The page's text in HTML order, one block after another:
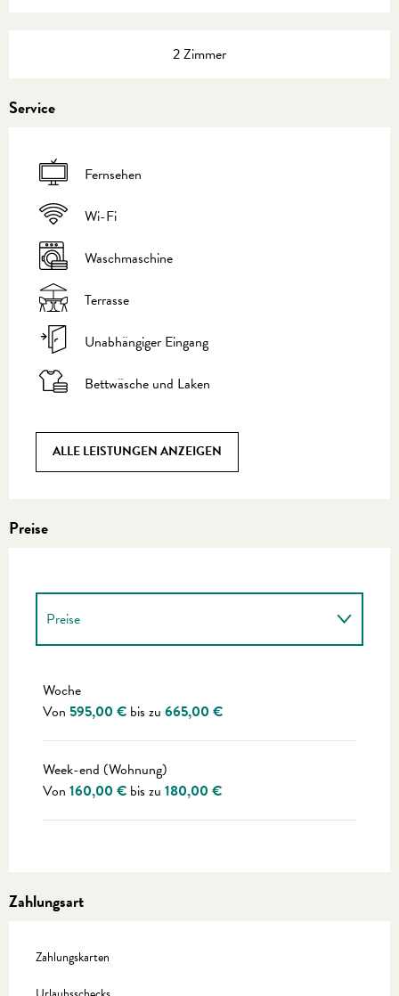
2 Zimmer
Service
Fernsehen
Wi-Fi
Waschmaschine
Terrasse
Unabhängiger Eingang
Bettwäsche und Laken
ALLE LEISTUNGEN ANZEIGEN
Preise
Preise
Woche
Von 595,00 € bis zu 665,00 €
Week-end (Wohnung)
Von 160,00 € bis zu 180,00 €
Zahlungsart
Zahlungskarten